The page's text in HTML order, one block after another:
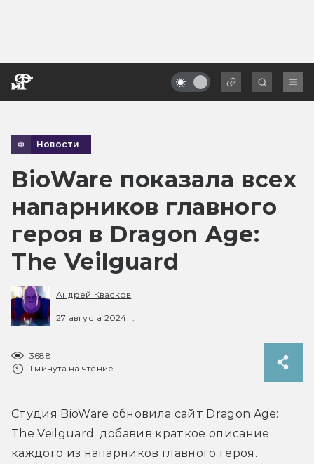
Новости
BioWare показала всех
напарников главного
героя в Dragon Age:
The Veilguard
Андрей Квасков
27 августа 2024 г.
3688
1 минута на чтение
Студия BioWare обновила сайт Dragon Age:
The Veilguard, добавив краткое описание
каждого из напарников главного героя.